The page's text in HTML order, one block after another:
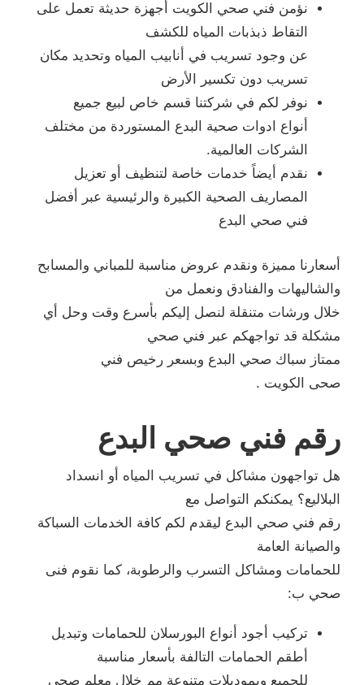
نؤمن فني صحي الكويت أجهزة حديثة تعمل على
التقاط ذبذبات المياه للكشف
عن وجود تسريب في أنابيب المياه وتحديد مكان
تسريب دون تكسير الأرض
نوفر لكم في شركتنا قسم خاص لبيع جميع
أنواع ادوات صحية البدع المستوردة من مختلف
الشركات العالمية.
نقدم أيضاً خدمات خاصة لتنظيف أو تعزيل
المصاريف الصحية الكبيرة والرئيسية عبر أفضل
فني صحي البدع
أسعارنا مميزة ونقدم عروض مناسبة للمباني والمسابح
والشاليهات والفنادق ونعمل من
خلال ورشات متنقلة لنصل إليكم بأسرع وقت وحل أي
مشكلة قد تواجهكم عبر فني صحي
ممتاز سباك صحي البدع وبسعر رخيص فني
صحى الكويت .
رقم فني صحي البدع
هل تواجهون مشاكل في تسريب المياه أو انسداد
البلاليع؟ يمكنكم التواصل مع
رقم فني صحي البدع ليقدم لكم كافة الخدمات السباكة
والصيانة العامة
للحمامات ومشاكل التسرب والرطوبة، كما نقوم فنى
صحي ب:
تركيب أجود أنواع البورسلان للحمامات وتبديل
أطقم الحمامات التالفة بأسعار مناسبة
للجميع وبموديلات متنوعة مم خلال معلم صحي